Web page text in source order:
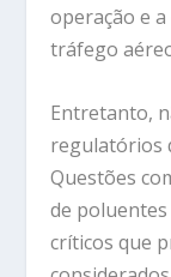
operação e
tráfego
Entretanto,
regulatórios
Questões
de
críticos que